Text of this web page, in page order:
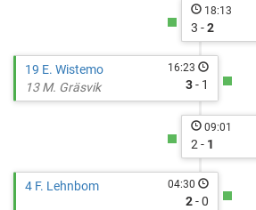
18:13
3 -2
19 E. Wistemo
13 M. Gräsvik
16:23
3- 1
09:01
2 - 1
4 F. Lehnbom 04:30
2- 0